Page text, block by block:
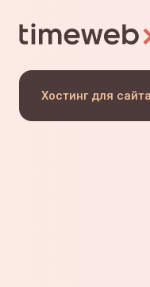
Хостинг для сайта